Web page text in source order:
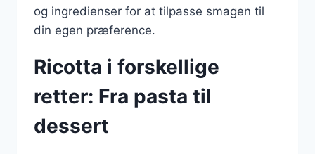
og ingredienser for at tilpasse smagen til
din egen præference.
Ricotta i forskellige
retter: Fra pasta til
dessert